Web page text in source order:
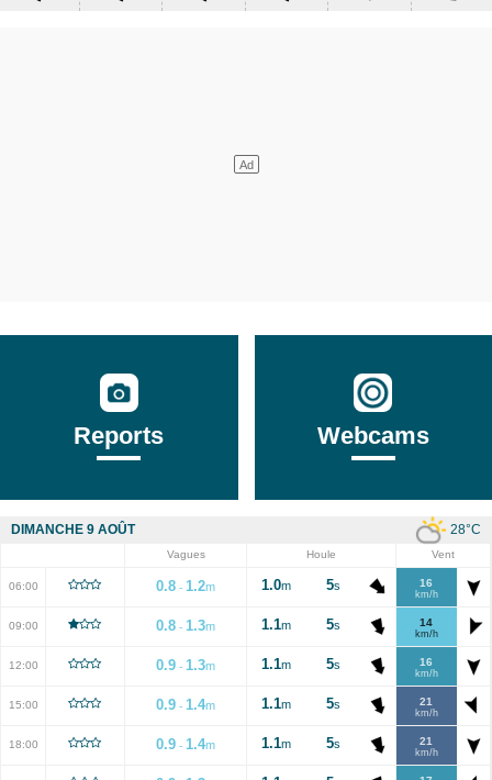
Reports Webcams
28°C
DIMANCHE 9 AOÛT
Vagues Houle Vent
06:00 0.8 - 1.2m 1.0m 5s 16
km/h
09:00 0.8 - 1.3m 1.1m 5s 14
km/h
12:00 0.9 - 1.3m 1.1m 5s 16
km/h
15:00 0.9 - 1.4m 1.1m 5s 21
km/h
18:00 0.9 - 1.4m 1.1m 5s 21
km/h